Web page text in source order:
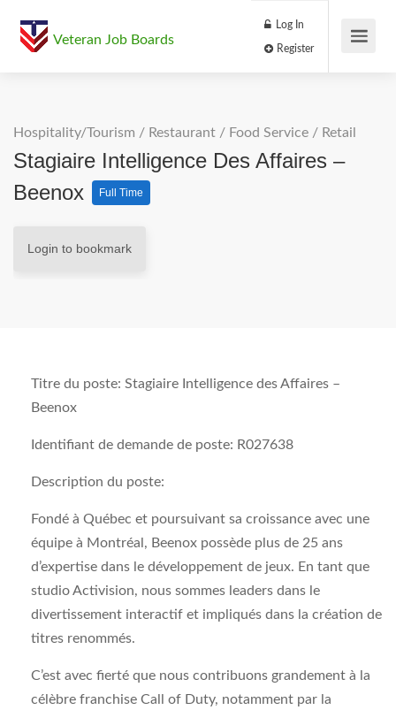
Veteran Job Boards
Log In
Hospitality/Tourism / Restaurant / Food Service / Retail
Stagiaire Intelligence Des Affaires –
Beenox
Full Time
Login to bookmark
Titre du poste: Stagiaire Intelligence des Affaires –
Beenox
Identifiant de demande de poste: R027638
Description du poste:
Fondé à Québec et poursuivant sa croissance avec une
équipe à Montréal, Beenox possède plus de 25 ans
d’expertise dans le développement de jeux. En tant que
studio Activision, nous sommes leaders dans le
divertissement interactif et impliqués dans la création de
titres renommés.
C’est avec fierté que nous contribuons grandement à la
célèbre franchise Call of Duty, notamment par la